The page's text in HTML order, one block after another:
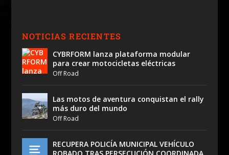
NOTICIAS RECIENTES
CYBRFORM lanza plataforma modular
para crear motocicletas eléctricas
Off Road
Las motos de aventura conquistan el rally
más duro del mundo
Off Road
RECUPERA POLICÍA MUNICIPAL VEHÍCULO